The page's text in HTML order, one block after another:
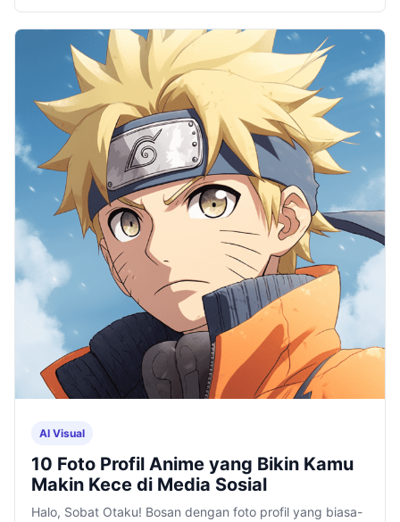
AI Visual
10 Foto Profil Anime yang Bikin Kamu
Makin Kece di Media Sosial
Halo, Sobat Otaku! Bosan dengan foto profil yang biasa-